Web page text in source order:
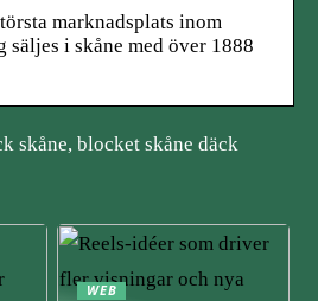
marknadsplats inom
i skåne med över 1888
skåne, blocket skåne däck
WEB